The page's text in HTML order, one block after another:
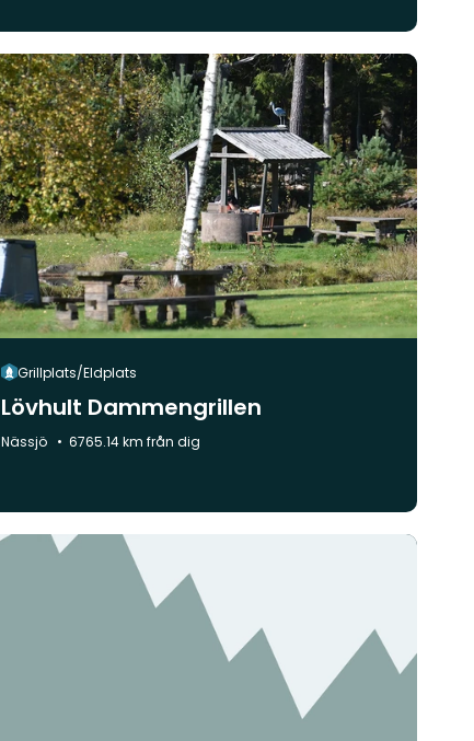
Grillplats/Eldplats
Lövhult Dammengrillen
Kommun:
Nässjö 6765.14 km från dig